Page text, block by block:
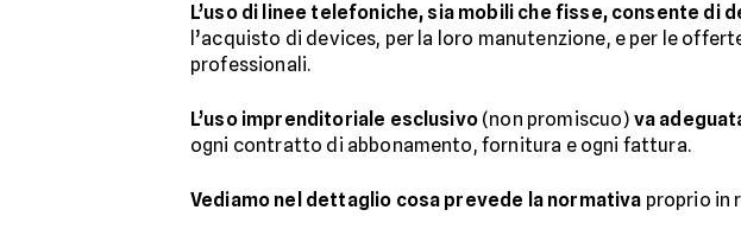
L’uso di linee telefoniche, sia mobili che fisse, consente di
l’acquisto di devices, per la loro manutenzione, e per le
professionali.
L’uso imprenditoriale esclusivo(non promiscuo) va
ogni contratto di abbonamento, fornitura e ogni fattura.
Vediamo nel dettaglio cosa prevede la normativa proprio in